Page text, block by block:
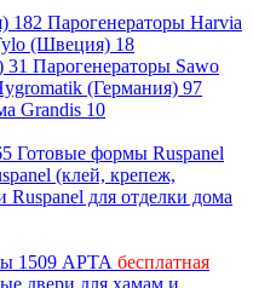
182 Парогенераторы Harvia
(Швеция) 18
31 Парогенераторы Sawo
(Германия) 97
Grandis 10
Готовые формы Ruspanel
(клей, крепеж,
Ruspanel для отделки дома
1509 АРТА бесплатная
двери для хамам и